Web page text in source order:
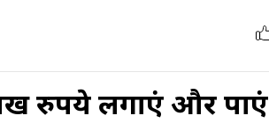
रुपये लगाएं और